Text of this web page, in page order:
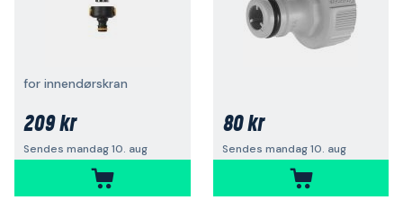
for innendørskran
209 kr
Sendes mandag 10. aug
80 kr
Sendes mandag 10. aug